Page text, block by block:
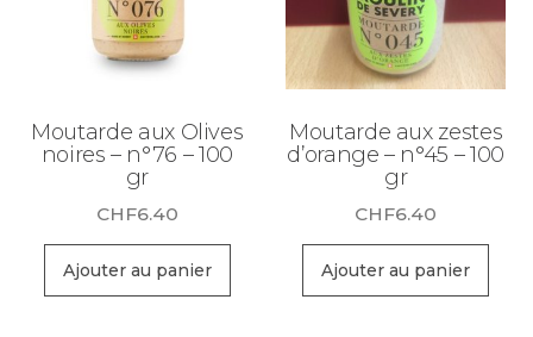
Moutarde aux Olives
noires – n°76 – 100
gr
CHF6.40
Ajouter au panier
Moutarde aux zestes
d’orange – n°45 – 100
gr
CHF6.40
Ajouter au panier